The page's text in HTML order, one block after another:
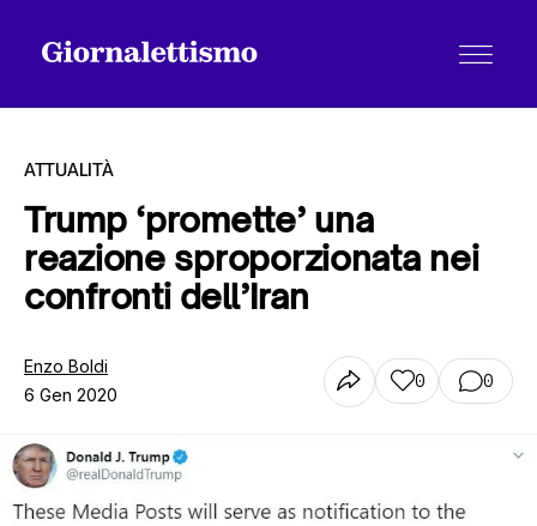
Tutti gli articoli
Chi siamo
Contatti
ATTUALITÀ
Trump ‘promette’ una
reazione sproporzionata nei
confronti dell’Iran
Enzo Boldi
6 Gen 2020
0 0